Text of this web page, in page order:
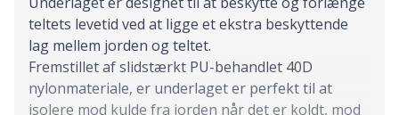
teltets levetid ved at ligge et ekstra beskyttende
lag mellem jorden og teltet.
Fremstillet af slidstærkt PU-behandlet 40D
nylonmateriale, er underlaget er perfekt til at
isolere mod kulde fra jorden når det er koldt, mod